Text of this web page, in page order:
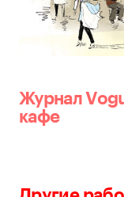
Журнал
кафе